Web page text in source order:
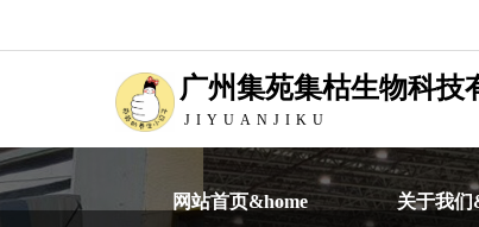
广州集苑集枯生物科技
JIYUANJIKU
网站首页&home 关于我们